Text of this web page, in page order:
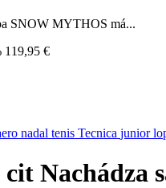
SNOW MYTHOS má...
119,95 €
nadal tenis Tecnica junior
cit Nachádza